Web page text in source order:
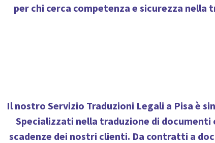
per chi cerca competenza e sicurezza
Il nostro Servizio Traduzioni Legali a Pisa è
Specializzati nella traduzione di
scadenze dei nostri clienti. Da contratti a